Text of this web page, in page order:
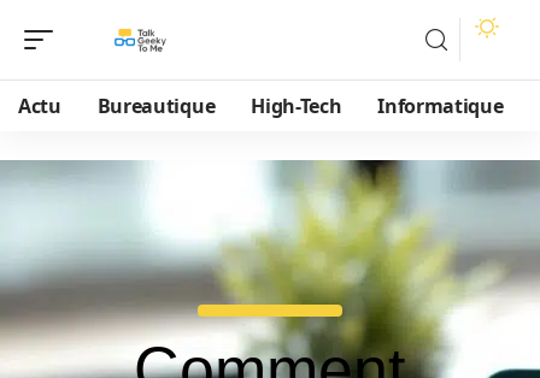
Actu Bureautique High-Tech Informatique